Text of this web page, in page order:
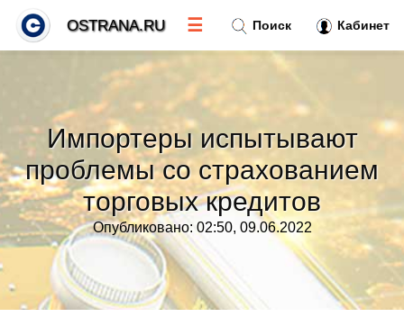
Импортеры испытывают
проблемы со страхованием
торговых кредитов
Опубликовано: 02:50, 09.06.2022
Поиск Кабинет
OSTRANA.RU ☰
Тренды новостей»
Рубрики»
Правила
Контакт»